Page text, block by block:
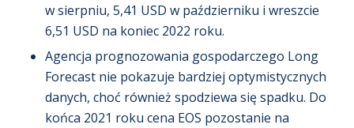
w sierpniu, 5,41 USD w październiku i wreszcie
6,51 USD na koniec 2022 roku.
Agencja prognozowania gospodarczego Long
Forecast nie pokazuje bardziej optymistycznych
danych, choć również spodziewa się spadku. Do
końca 2021 roku cena EOS pozostanie na